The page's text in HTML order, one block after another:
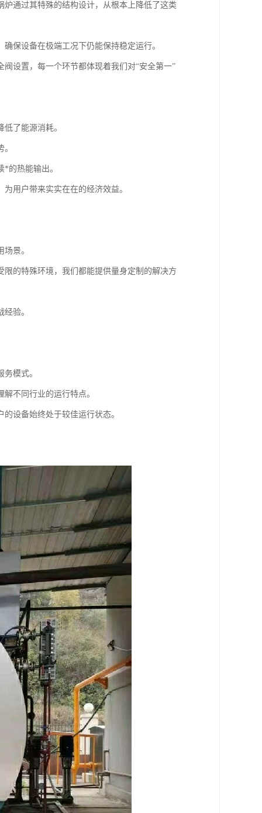
通过其特殊的结构设计，从根本上降低了这类
保设备在极端工况下仍能保持稳定运行。
设置，每一个环节都体现着我们对“安全第一”
了能源消耗。
的热能输出。
用户带来实实在在的经济效益。
景。
的特殊环境，我们都能提供量身定制的解决方
验。
模式。
不同行业的运行特点。
设备始终处于较佳运行状态。